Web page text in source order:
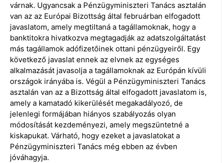
várnak. Ugyancsak a Pénzügyminiszteri Tanács asztalán
van az az Európai Bizottság által februárban elfogadott
javaslatom, amely megtiltaná a tagállamoknak, hogy a
banktitokra hivatkozva megtagadják az adatszolgáltatást
más tagállamok adófizetőinek ottani pénzügyeiről. Egy
következő javaslat ennek az elvnek az egységes
alkalmazását javasolja a tagállamoknak az Európán kívüli
országok irányába is. Végül a Pénzügyminiszteri Tanács
asztalán van az a Bizottság által elfogadott javaslatom is,
amely a kamatadó kikerülését megakadályozó, de
jelenlegi formájában hiányos szabályozás olyan
módosítását kezdeményezi, amely megszüntetné a
kiskapukat. Várható, hogy ezeket a javaslatokat a
Pénzügyminiszteri Tanács még ebben az évben
jóváhagyja.